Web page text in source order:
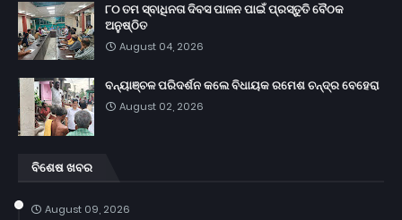
୮୦ ତମ ସ୍ବାଧିନତା ଦିବସ ପାଳନ ପାଇଁ ପ୍ରସ୍ତୁତି ବୈଠକ
ଅନୁଷ୍ଠିତ
August 04, 2026
ବନ୍ୟାଞ୍ଚଳ ପରିଦର୍ଶନ କଲେ ବିଧାୟକ ରମେଶ ଚନ୍ଦ୍ର ବେହେରା
August 02, 2026
ବିଶେଷ ଖବର
August 09, 2026